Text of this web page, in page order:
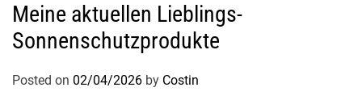
Meine aktuellen Lieblings-
Sonnenschutzprodukte
Posted on 02/04/2026 by Costin